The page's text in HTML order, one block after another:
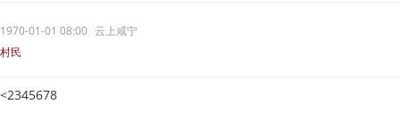
1970-01-01 08:00 云上咸宁
村民
<2345678